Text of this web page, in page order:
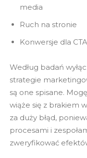
media
Ruch na stronie
Konwersje dla CTA
Według badań
strategie
są one spisane.
wiąże się z brakiem
za duży błąd,
procesami i
zweryfikować